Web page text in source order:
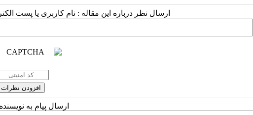
ارسال نظر درباره این مقاله : نام کاربری یا پست
ارسال پیام به